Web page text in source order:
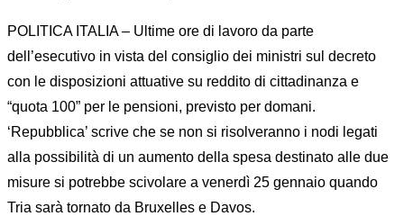
POLITICA ITALIA – Ultime ore di lavoro da parte
dell’esecutivo in vista del consiglio dei ministri sul decreto
con le disposizioni attuative su reddito di cittadinanza e
“quota 100” per le pensioni, previsto per domani.
‘Repubblica’ scrive che se non si risolveranno i nodi legati
alla possibilità di un aumento della spesa destinato alle due
misure si potrebbe scivolare a venerdì 25 gennaio quando
Tria sarà tornato da Bruxelles e Davos.